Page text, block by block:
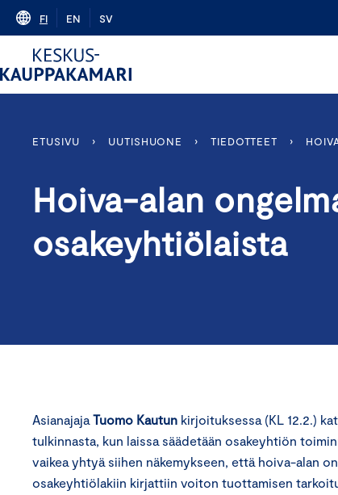
Skip
content
FI EN SV
ETUSIVU › UUTISHUONE › TIEDOTTEET ›
Hoiva-alan
osakeyhtiölaista
Asianajaja Tuomo Kautun kirjoituksessa (KL 12.2.)
tulkinnasta, kun laissa säädetään osakeyhtiön
vaikea yhtyä siihen näkemykseen, että hoiva-alan
osakeyhtiölakiin kirjattiin voiton tuottamisen